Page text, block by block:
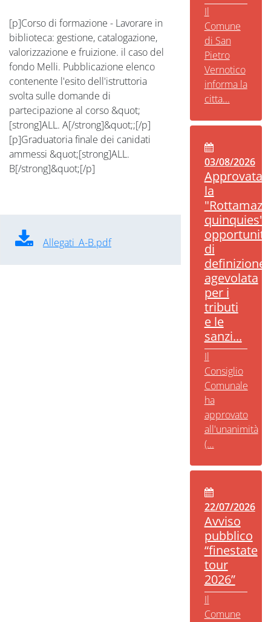
[p]Corso di formazione - Lavorare in
biblioteca: gestione, catalogazione,
valorizzazione e fruizione. il caso del
fondo Melli. Pubblicazione elenco
contenente l'esito dell'istruttoria
svolta sulle domande di
partecipazione al corso &quot;
[strong]ALL. A[/strong]&quot;;[/p]
[p]Graduatoria finale dei canidati
ammessi &quot;[strong]ALL.
B[/strong]&quot;[/p]
Allegati_A-B.pdf
Il
Comune
di San
Pietro
Vernotico
informa la
citta...
03/08/2026
Approvata
la
quinquies":
opportunità
di
definizione
agevolata
per i
tributi
e le
sanzi...
Il
Consiglio
Comunale
ha
approvato
all'unanimità
(...
22/07/2026
Avviso
pubblico
“finestate
tour
2026”
Il
Comune